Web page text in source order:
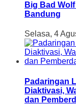
Big Bad
Bandung
Selasa, 4
Padaringan
Diaktivasi,
dan